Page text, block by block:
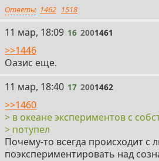
Ответы 1462 1518
16
11 мар, 18:09 16 2001461
>>1446
Оазис еще.
17
11 мар, 18:40 17 2001462
>>1460
> в океане экспериментов с
> потупел
Почему-то всегда происходит с
поэкспериментировать над